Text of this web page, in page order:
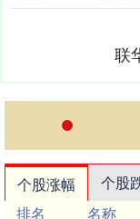
联
个股涨幅 个股
排名
名称